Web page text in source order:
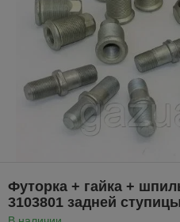
Футорка + гайка +
3103801 задней